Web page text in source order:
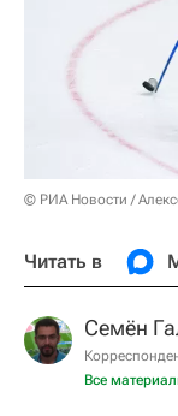
© РИА Новости /
Читать в
Семён
Все